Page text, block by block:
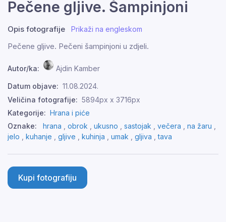
Pečene gljive. Šampinjoni
Opis fotografije Prikaži na engleskom
Pečene gljive. Pečeni šampinjoni u zdjeli.
Autor/ka: Ajdin Kamber
Datum objave: 11.08.2024.
Veličina fotografije: 5894px x 3716px
Kategorije: Hrana i piće
Oznake:
hrana , obrok , ukusno , sastojak , večera , na žaru ,
jelo , kuhanje , gljive , kuhinja , umak , gljiva ,tava
Kupi fotografiju